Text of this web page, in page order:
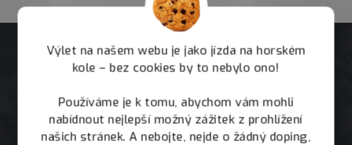
Výlet na našem webu je jako jízda na horském
kole – bez cookies by to nebylo ono!
Používáme je k tomu, abychom vám mohli
nabídnout nejlepší možný zážitek z prohlížení
našich stránek. A nebojte, nejde o žádný doping,